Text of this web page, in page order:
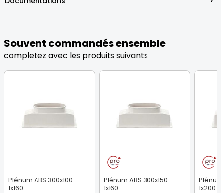
Souvent commandés ensemble
completez avec les produits suivants
Plénum ABS 300x100 -
1x160
Plénum ABS 300x150 -
1x160
1x200